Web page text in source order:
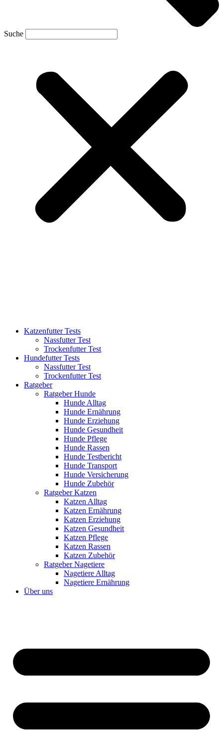
Suche
Katzenfutter Tests
Nassfutter Test
Trockenfutter Test
Hundefutter Tests
Nassfutter Test
Trockenfutter Test
Ratgeber
Ratgeber Hunde
Hunde Alltag
Hunde Ernährung
Hunde Erziehung
Hunde Gesundheit
Hunde Pflege
Hunde Rassen
Hunde Testbericht
Hunde Transport
Hunde Versicherung
Hunde Zubehör
Ratgeber Katzen
Katzen Alltag
Katzen Ernährung
Katzen Erziehung
Katzen Gesundheit
Katzen Pflege
Katzen Rassen
Katzen Zubehör
Ratgeber Nagetiere
Nagetiere Alltag
Nagetiere Ernährung
Über uns